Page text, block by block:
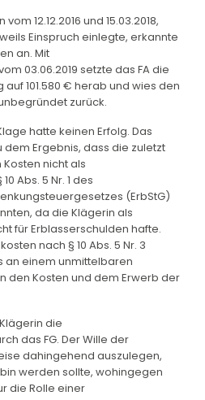
12.12.2016 und 15.03.2018,
Einspruch einlegte, erkannte
an. Mit
03.06.2019 setzte das FA die
101.580 € herab und wies den
zurück.
hatte keinen Erfolg. Das
dem Ergebnis, dass die zuletzt
nicht als
Abs. 5 Nr. 1 des
(ErbStG)
da die Klägerin als
für Erblasserschulden hafte.
nach § 10 Abs. 5 Nr. 3
an einem unmittelbaren
den Kosten und dem Erwerb der
die
das FG. Der Wille der
dahingehend auszulegen,
werden sollte, wohingegen
die Rolle einer